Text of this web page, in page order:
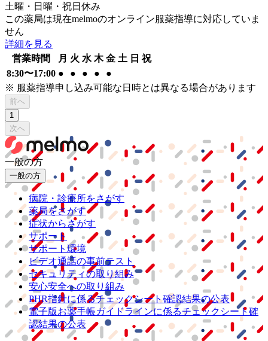
土曜・日曜・祝日 休み
この薬局は現在melmoのオンライン服薬指導に対応していま
せん
詳細を見る
営業時間
月 火 水 木 金 土 日 祝
8:30〜17:00 ● ● ● ●
●
※ 服薬指導申し込み可能な日時とは異なる場合があります
前へ
1
次へ
一般の方
一般の方
病院・診療所をさがす
薬局をさがす
症状からさがす
サポート
サポート環境
ビデオ通話の事前テスト
セキュリティの取り組み
安心安全への取り組み
PHR指針に係るチェックシート確認結果の公表
電子版お薬手帳ガイドラインに係るチェックシート確
認結果の公表